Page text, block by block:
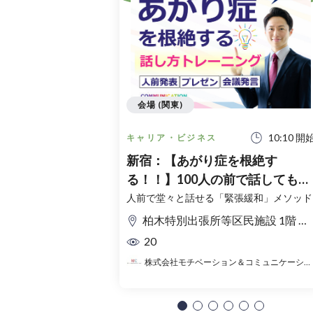
キャリア・ビジネス 10:10 開
新宿：【あがり症を根絶す
る！！】100人の前で話してもま
ったく緊張しない「メンタル・
イストレーニング」実践セミナ
人前で堂々と話せる「緊張緩和」メソッド
柏木特別出張所等区民施設 1階 会議室2
20
株式会社モチベーション＆コミュニケーション
会場 (関東)